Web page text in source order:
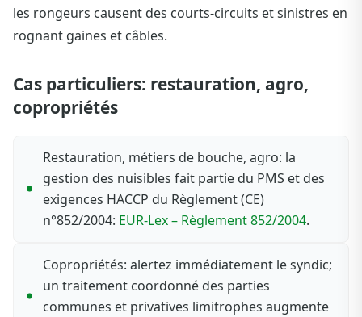
les rongeurs causent des courts-circuits et sinistres en
rognant gaines et câbles.
Cas particuliers: restauration, agro,
copropriétés
Restauration, métiers de bouche, agro: la
gestion des nuisibles fait partie du PMS et des
exigences HACCP du Règlement (CE)
n°852/2004: EUR-Lex – Règlement 852/2004.
Copropriétés: alertez immédiatement le syndic;
un traitement coordonné des parties
communes et privatives limitrophes augmente